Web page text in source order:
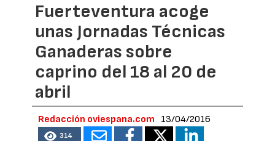
Fuerteventura acoge
unas Jornadas Técnicas
Ganaderas sobre
caprino del 18 al 20 de
abril
Redacción oviespana.com 13/04/2016
314